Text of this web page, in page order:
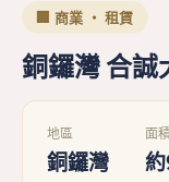
🏢 商業 · 租賃
銅鑼灣 合
地區
銅鑼灣
面